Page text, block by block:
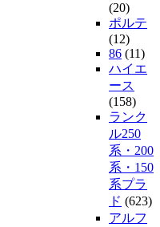
(20)
ポルテ
(12)
86 (11)
ハイエ
ース
(158)
ランク
ル250
系・200
系・150
系プラ
ド (623)
アルフ